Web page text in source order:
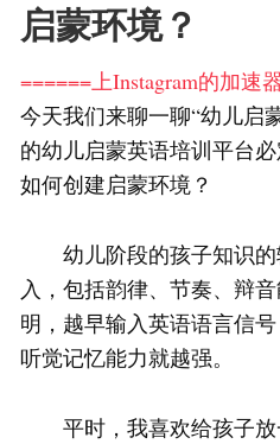
启蒙环境？
======上Instagram的加速
今天我们来聊一聊“幼儿启
的幼儿启蒙英语培训平台
如何创建启蒙环境？
幼儿阶段的孩子知识的
入，包括韵律、节奏、辩
明，越早输入英语语言信
听觉记忆能力就越强。
平时，我喜欢给孩子放